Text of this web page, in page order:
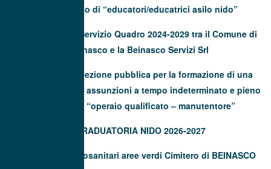
determinato di “educatori/educatrici asilo nido”
Contratto di Servizio Quadro 2024-2029 tra il Comune di
Beinasco e la Beinasco Servizi Srl
Avviso di selezione pubblica per la formazione di una
graduatoria per assunzioni a tempo indeterminato e pieno
(40 ore) di “operaio qualificato – manutentore”
GRADUATORIA NIDO 2026-2027
Trattamenti fitosanitari aree verdi Cimitero di BEINASCO